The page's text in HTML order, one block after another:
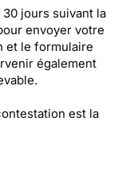
jours suivant la
envoyer votre
et le formulaire
également
est la